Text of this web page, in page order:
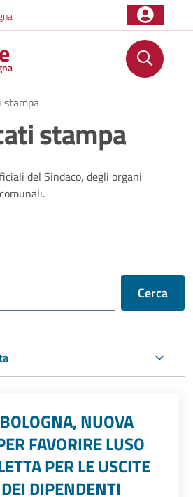
stampa
stampa
del Sindaco, degli organi
Cerca
NUOVA
FAVORIRE LUSO
PER LE USCITE
DIPENDENTI